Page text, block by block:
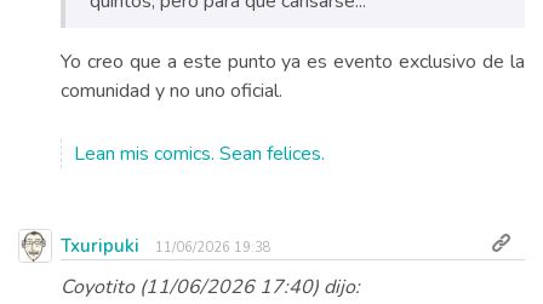
Yo creo que a este punto ya es evento exclusivo de la
comunidad y no uno oficial.
Lean mis comics. Sean felices.
Txuripuki 11/06/2026 19:38
Coyotito (11/06/2026 17:40) dijo: